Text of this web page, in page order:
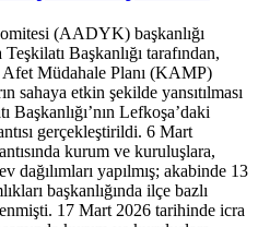
(AADYK) başkanlığı
Başkanlığı tarafından,
Müdahale Planı (KAMP)
sahaya etkin şekilde yansıtılması
Başkanlığı’nın Lefkoşa’daki
gerçekleştirildi. 6 Mart
kurum ve kuruluşlara,
dağılımları yapılmış; akabinde 13
başkanlığında ilçe bazlı
17 Mart 2026 tarihinde icra